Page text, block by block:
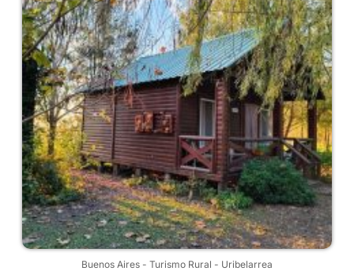
Buenos Aires - Turismo Rural - Uribelarrea